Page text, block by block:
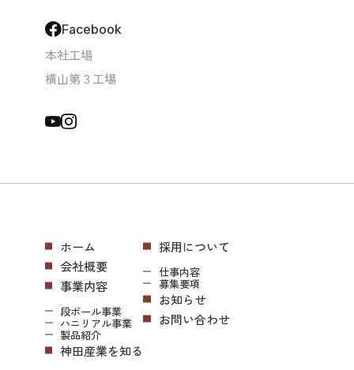
Facebook
本社工場
横山第３工場
ホーム
会社概要
事業内容
段ボール事業
ハニリアル事業
製品紹介
神田産業を知る
採用について
仕事内容
募集要項
お知らせ
お問い合わせ